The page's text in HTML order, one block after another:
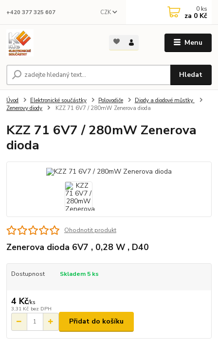
Menu
CZK
Hledat
+420 377 325 607 0 ks
za 0 Kč
Úvod Elektronické součástky Polovodiče
Diody a diodové můstky
Zenerovy diody
KZZ 71 6V7 / 280mW Zenerova dioda
KZZ 71 6V7 / 280mW Zenerova
dioda
Ohodnotit produkt
Zenerova dioda 6V7 , 0,28 W , D40
Dostupnost Skladem 5 ks
4 Kč/ks
3,31 Kč bez DPH
Přidat do košíku